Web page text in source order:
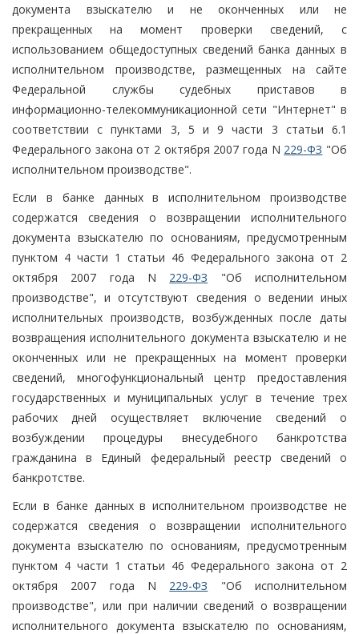
документа взыскателю и не оконченных или не
прекращенных на момент проверки сведений, с
использованием общедоступных сведений банка данных в
исполнительном производстве, размещенных на сайте
Федеральной службы судебных приставов в
информационно-телекоммуникационной сети "Интернет" в
соответствии с пунктами 3, 5 и 9 части 3 статьи 6.1
Федерального закона от 2 октября 2007 года N 229-ФЗ "Об
исполнительном производстве".
Если в банке данных в исполнительном производстве
содержатся сведения о возвращении исполнительного
документа взыскателю по основаниям, предусмотренным
пунктом 4 части 1 статьи 46 Федерального закона от 2
октября 2007 года N 229-ФЗ "Об исполнительном
производстве", и отсутствуют сведения о ведении иных
исполнительных производств, возбужденных после даты
возвращения исполнительного документа взыскателю и не
оконченных или не прекращенных на момент проверки
сведений, многофункциональный центр предоставления
государственных и муниципальных услуг в течение трех
рабочих дней осуществляет включение сведений о
возбуждении процедуры внесудебного банкротства
гражданина в Единый федеральный реестр сведений о
банкротстве.
Если в банке данных в исполнительном производстве не
содержатся сведения о возвращении исполнительного
документа взыскателю по основаниям, предусмотренным
пунктом 4 части 1 статьи 46 Федерального закона от 2
октября 2007 года N 229-ФЗ "Об исполнительном
производстве", или при наличии сведений о возвращении
исполнительного документа взыскателю по основаниям,